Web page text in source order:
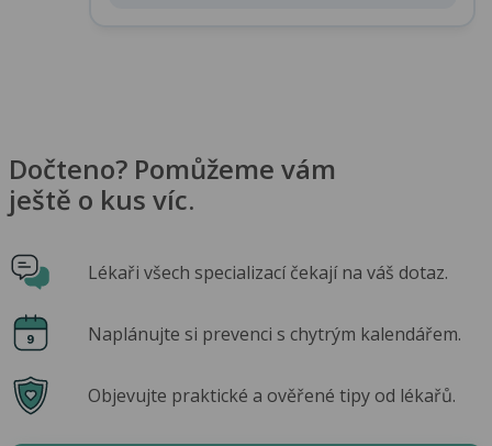
Dočteno? Pomůžeme vám
ještě o kus víc.
Lékaři všech specializací čekají na váš dotaz.
Naplánujte si prevenci s chytrým kalendářem.
Objevujte praktické a ověřené tipy od lékařů.